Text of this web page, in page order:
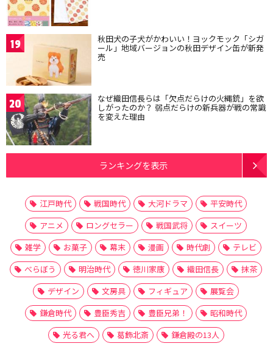
19 秋田犬の子犬がかわいい！ヨックモック「シガ
ール」地域バージョンの秋田デザイン缶が新発
売
20 なぜ織田信長らは「欠点だらけの火縄銃」を欲
しがったのか？ 弱点だらけの新兵器が戦の常識
を変えた理由
ランキングを表示
江戸時代 戦国時代 大河ドラマ
平安時代
アニメ
ロングセラー 戦国武将
スイーツ
雑学
お菓子 幕末 漫画 時代劇
テレビ
べらぼう
明治時代 徳川家康 織田信長
抹茶
デザイン
文房具 フィギュア
展覧会
鎌倉時代
豊臣秀吉 豊臣兄弟！
昭和時代
光る君へ
葛飾北斎 鎌倉殿の13人